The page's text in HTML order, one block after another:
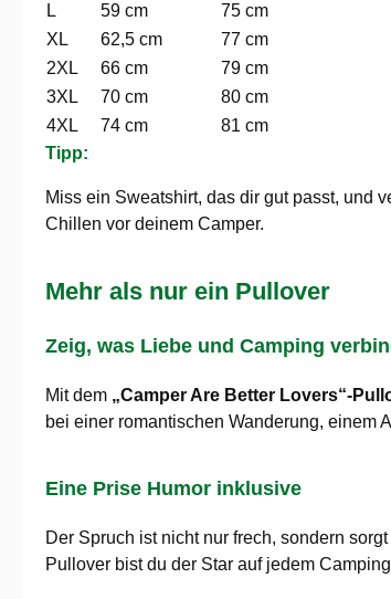
L
59 cm
75 cm
XL
62,5 cm
77 cm
2XL
66 cm
79 cm
3XL
70 cm
80 cm
4XL
74 cm
81 cm
Tipp:
Miss ein Sweatshirt, das dir gut passt, und
Chillen vor deinem Camper.
Mehr als nur ein Pullover
Zeig, was Liebe und Camping
Mit dem „Camper Are Better Lovers“-
bei einer romantischen Wanderung, einem
Eine Prise Humor inklusive
Der Spruch ist nicht nur frech, sondern
Pullover bist du der Star auf jedem